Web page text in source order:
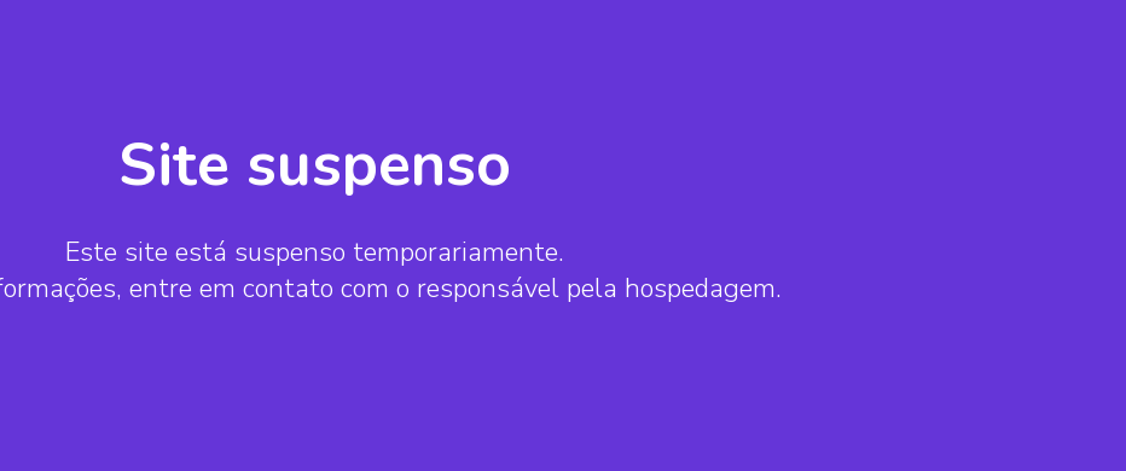
Site suspenso
Este site está suspenso temporariamente.
entre em contato com o responsável pela hospedagem.